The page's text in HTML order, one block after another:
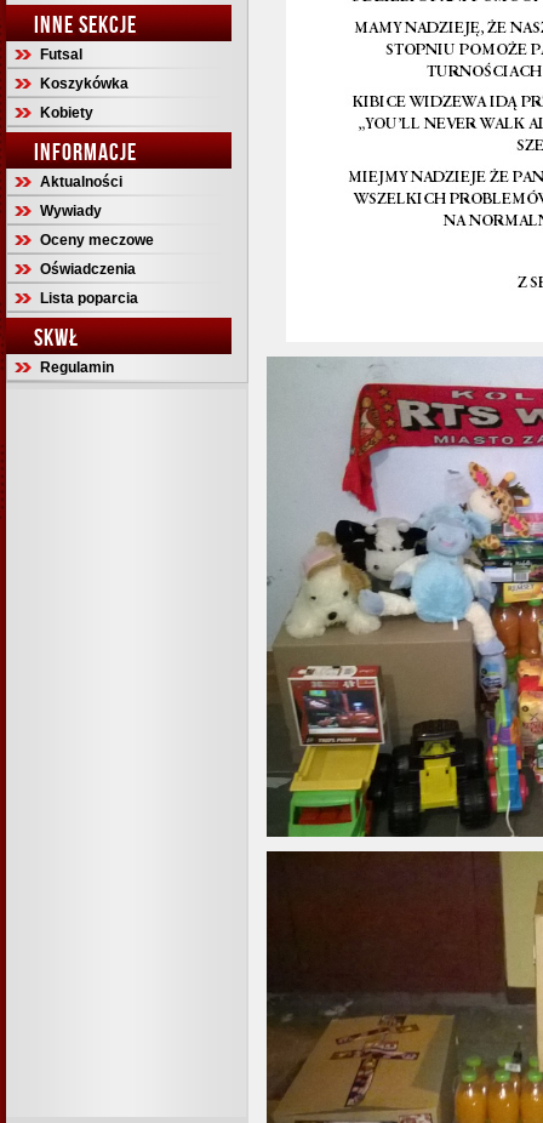
INNE SEKCJE
Futsal
Koszykówka
Kobiety
INFORMACJE
Aktualności
Wywiady
Oceny meczowe
Oświadczenia
Lista poparcia
SKWŁ
Regulamin